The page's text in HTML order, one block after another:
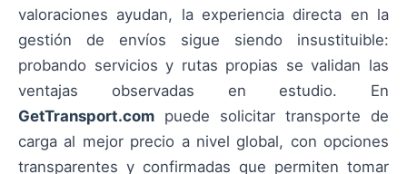
valoraciones ayudan, la experiencia directa en la
gestión de envíos sigue siendo insustituible:
probando servicios y rutas propias se validan las
ventajas observadas en estudio. En
GetTransport.com puede solicitar transporte de
carga al mejor precio a nivel global, con opciones
transparentes y confirmadas que permiten tomar